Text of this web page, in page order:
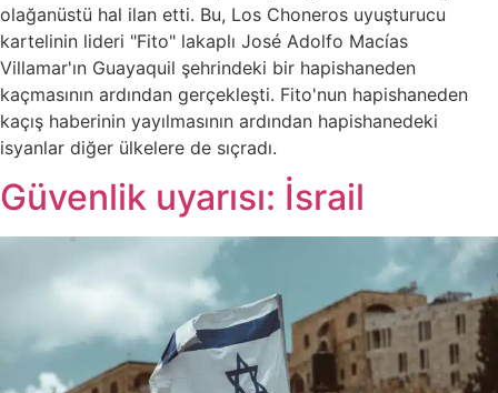
olağanüstü hal ilan etti. Bu, Los Choneros uyuşturucu
kartelinin lideri "Fito" lakaplı José Adolfo Macías
Villamar'ın Guayaquil şehrindeki bir hapishaneden
kaçmasının ardından gerçekleşti. Fito'nun hapishaneden
kaçış haberinin yayılmasının ardından hapishanedeki
isyanlar diğer ülkelere de sıçradı.
Güvenlik uyarısı: İsrail